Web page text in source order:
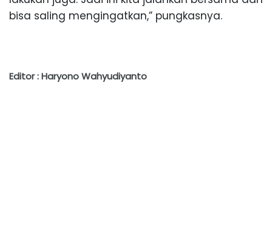
bisa saling mengingatkan,” pungkasnya.
Editor : Haryono Wahyudiyanto